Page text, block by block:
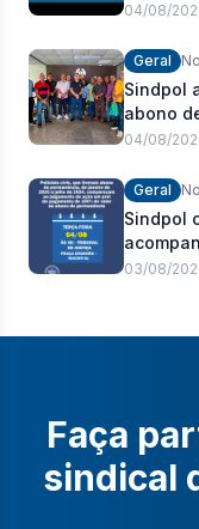
04/08/
Geral
Sindpol
abono
04/08/
Geral
Sindpol
03/08/
Faça
sindical